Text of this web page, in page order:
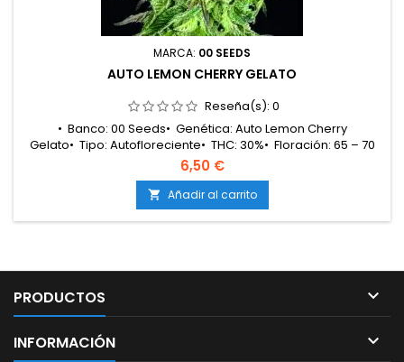
MARCA: 00 SEEDS
AUTO LEMON CHERRY GELATO
Reseña(s): 0
• Banco: 00 Seeds• Genética: Auto Lemon Cherry
Gelato• Tipo: Autofloreciente• THC: 30%• Floración: 65 – 70
días• Producción en interior: 500 – 550 g/m²• Producción en
exterior: Media – alta• Altura en interior: 70 – 90 cm• Altura en
exterior: 70 – 90 cm• Cosecha exterior: Abril –
noviembre• Aromas y sabores: Dulce, cereza, cítrico, tipo
gelato•...
6,50 €
 Añadir al carrito
PRODUCTOS 
INFORMACIÓN 